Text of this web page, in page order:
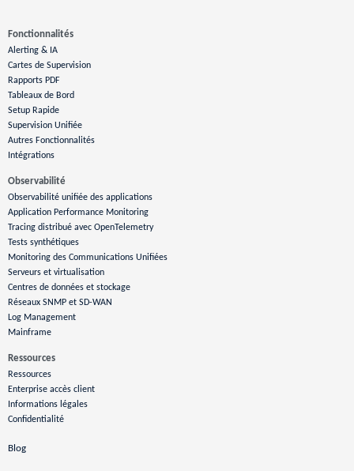
Fonctionnalités
Alerting & IA
Cartes de Supervision
Rapports PDF
Tableaux de Bord
Setup Rapide
Supervision Unifiée
Autres Fonctionnalités
Intégrations
Observabilité
Observabilité unifiée des applications
Application Performance Monitoring
Tracing distribué avec OpenTelemetry
Tests synthétiques
Monitoring des Communications Unifiées
Serveurs et virtualisation
Centres de données et stockage
Réseaux SNMP et SD-WAN
Log Management
Mainframe
Ressources
Ressources
Enterprise accès client
Informations légales
Confidentialité
Blog